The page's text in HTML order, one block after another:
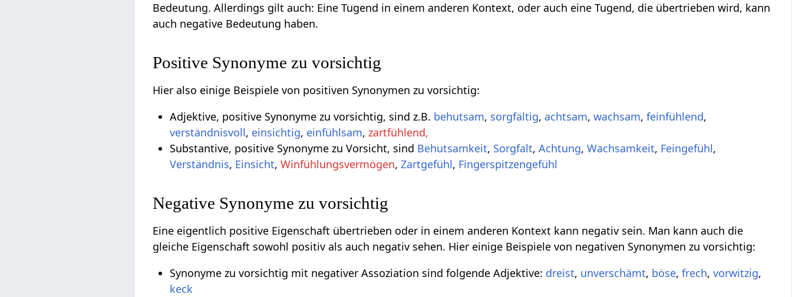
Bedeutung. Allerdings gilt auch: Eine Tugend in einem anderen Kontext, oder auch eine Tugend, die übertrieben wird, kann
auch negative Bedeutung haben.
Positive Synonyme zu vorsichtig
Hier also einige Beispiele von positiven Synonymen zu vorsichtig:
Adjektive, positive Synonyme zu vorsichtig, sind z.B. behutsam, sorgfältig, achtsam,wachsam,feinfühlend,
verständnisvoll, einsichtig, einfühlsam,zartfühlend,
Substantive, positive Synonyme zu Vorsicht, sind Behutsamkeit, Sorgfalt,Achtung,Wachsamkeit, Feingefühl,
Verständnis, Einsicht,Winfühlungsvermögen,Zartgefühl, Fingerspitzengefühl
Negative Synonyme zu vorsichtig
Eine eigentlich positive Eigenschaft übertrieben oder in einem anderen Kontext kann negativ sein. Man kann auch die
gleiche Eigenschaft sowohl positiv als auch negativ sehen. Hier einige Beispiele von negativen Synonymen zu vorsichtig:
Synonyme zu vorsichtig mit negativer Assoziation sind folgende Adjektive: dreist, unverschämt, böse,frech,vorwitzig,
keck